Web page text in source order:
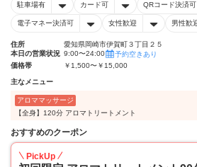
駐車場有 カード可 QRコード決済可
電子マネー決済可 女性歓迎 男性歓
住所
愛知県岡崎市伊賀町３丁目２５
本日の営業状況 9:00〜24:00
予約空きあり
価格帯
￥1,500〜￥15,000
主なメニュー
アロママッサージ
【全身】120分 アロマトリートメント
おすすめのクーポン
PickUp